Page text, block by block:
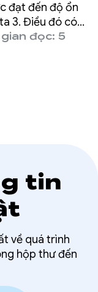
đạt đến độ ổn
3. Điều đó có
có thể thực
cuối cùng
17 lên Cửa
đọc: 5
tin
về quá trình
hộp thư đến